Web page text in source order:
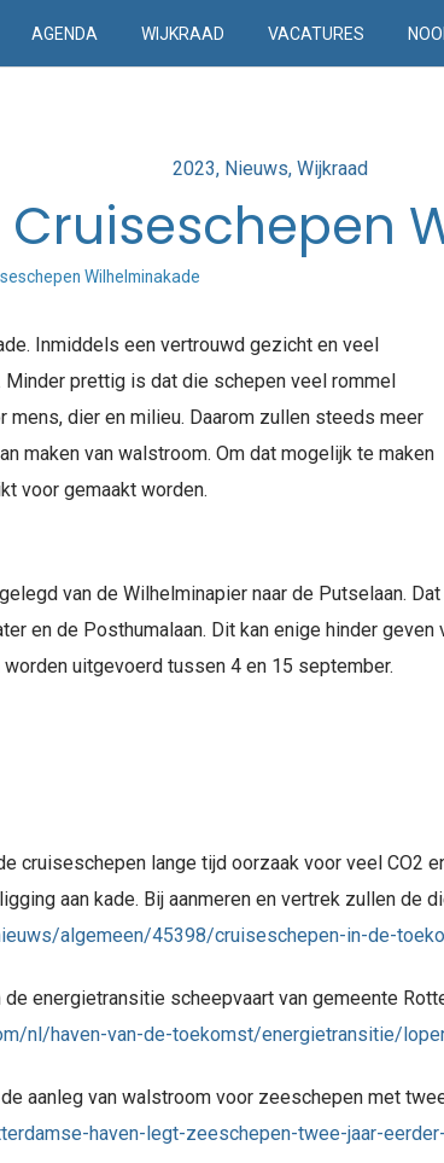
AGENDA WIJKRAAD VACATURES
Posted
2023 Nieuws Wijkraad
Wilhelminakade
Inmiddels een vertrouwd gezicht en veel
Minder prettig is dat die schepen veel rommel
dier en milieu. Daarom zullen steeds meer
maken van walstroom. Om dat mogelijk te maken
voor gemaakt worden.
van de Wilhelminapier naar de Putselaan.
en de Posthumalaan. Dit kan enige hinder
uitgevoerd tussen 4 en 15 september.
cruiseschepen lange tijd oorzaak voor veel CO2
aan kade. Bij aanmeren en vertrek zullen de
algemeen/45398/cruiseschepen-in-de-
energietransitie scheepvaart van gemeente
nl/haven-van-de-toekomst/energietransitie/
aanleg van walstroom voor zeeschepen met
haven-legt-zeeschepen-twee-jaar-